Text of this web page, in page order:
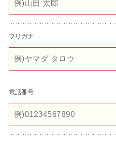
フリガナ
電話番号